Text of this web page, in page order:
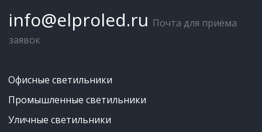
info@elproled.ru Почта для приёма
заявок
Офисные светильники
Промышленные светильники
Уличные светильники